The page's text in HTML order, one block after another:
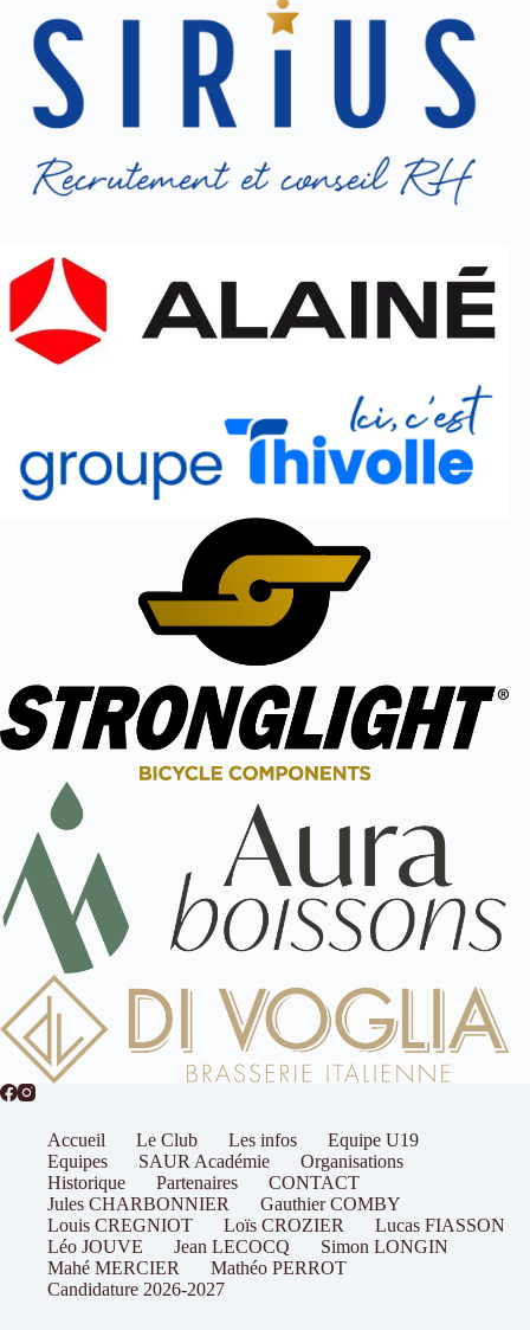
Accueil Le Club Les infos
Equipe U19
Equipes
SAUR Académie
Organisations
Historique
Partenaires
CONTACT
Jules CHARBONNIER
Gauthier COMBY
Louis CREGNIOT
Loïs CROZIER
Lucas FIASSON
Léo JOUVE
Jean LECOCQ
Simon LONGIN
Mahé MERCIER
Mathéo PERROT
Candidature 2026-2027